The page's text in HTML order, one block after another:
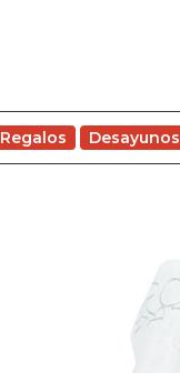
Regalos Desayunos